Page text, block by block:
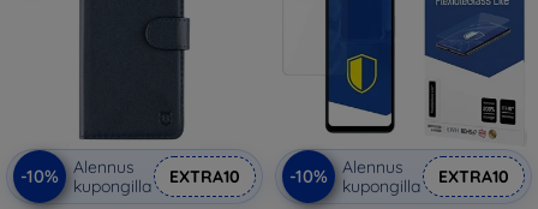
-10%
Alennus
kupongilla
EXTRA10 -10%
Alennus
kupongilla
EXTRA10